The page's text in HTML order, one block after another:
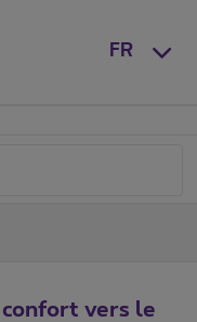
FR
vers le